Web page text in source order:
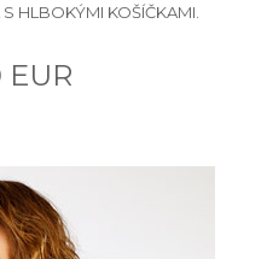
HLBOKÝMI KOŠÍČKAMI.